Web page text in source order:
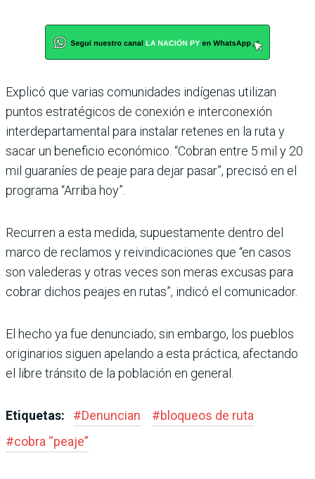
Explicó que varias comunidades indígenas utilizan
puntos estratégicos de conexión e interconexión
interdepartamental para instalar retenes en la ruta y
sacar un beneficio económico. “Cobran entre 5 mil y 20
mil guaraníes de peaje para dejar pasar”, precisó en el
programa “Arriba hoy”.
Recurren a esta medida, supuestamente dentro del
marco de reclamos y reivindicaciones que “en casos
son valederas y otras veces son meras excusas para
cobrar dichos peajes en rutas”, indicó el comunicador.
El hecho ya fue denunciado; sin embargo, los pueblos
originarios siguen apelando a esta práctica, afectando
el libre tránsito de la población en general.
Etiquetas: #Denuncian #bloqueos de ruta
#cobra “peaje”